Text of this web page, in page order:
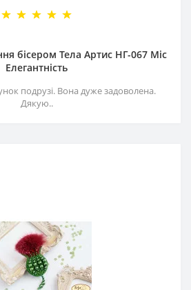
бісером Тела Артис НГ-067 Міс
Елегантність
подрузі. Вона дуже задоволена.
Дякую..